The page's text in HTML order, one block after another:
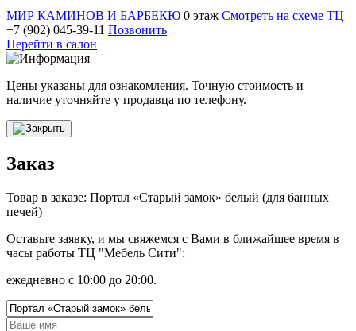
МИР КАМИНОВ И БАРБЕКЮ 0 этаж Смотреть на схеме ТЦ
+7 (902) 045-39-11 Позвонить
Перейти в салон
Цены указаны для ознакомления. Точную стоимость и
наличие уточняйте у продавца по телефону.
Заказ
Товар в заказе: Портал «Старый замок» белый (для банных
печей)
Оставьте заявку, и мы свяжемся с Вами в ближайшее время в
часы работы ТЦ "Мебель Сити":
ежедневно с 10:00 до 20:00.